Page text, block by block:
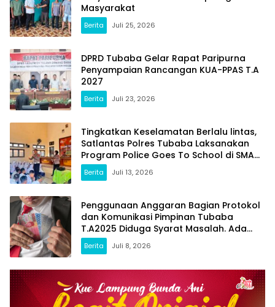
Masyarakat
Berita Juli 25, 2026
DPRD Tubaba Gelar Rapat Paripurna
Penyampaian Rancangan KUA-PPAS T.A
2027
Berita Juli 23, 2026
Tingkatkan Keselamatan Berlalu lintas,
Satlantas Polres Tubaba Laksanakan
Program Police Goes To School di SMAN
1 Tumijajar
Berita Juli 13, 2026
Penggunaan Anggaran Bagian Protokol
dan Komunikasi Pimpinan Tubaba
T.A2025 Diduga Syarat Masalah. Ada
Indikasi Tumpang Tindih dan Kegiatan
Fiktif
Berita Juli 8, 2026